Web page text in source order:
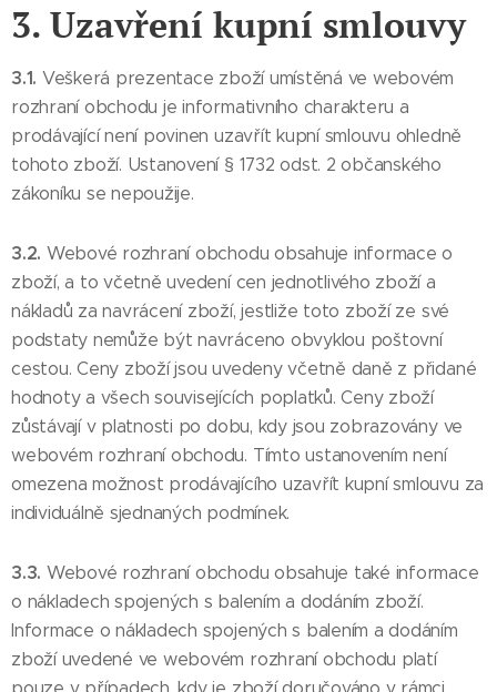
3. Uzavření kupní smlouvy
3.1. Veškerá prezentace zboží umístěná ve webovém
rozhraní obchodu je informativního charakteru a
prodávající není povinen uzavřít kupní smlouvu ohledně
tohoto zboží. Ustanovení § 1732 odst. 2 občanského
zákoníku se nepoužije.
3.2. Webové rozhraní obchodu obsahuje informace o
zboží, a to včetně uvedení cen jednotlivého zboží a
nákladů za navrácení zboží, jestliže toto zboží ze své
podstaty nemůže být navráceno obvyklou poštovní
cestou. Ceny zboží jsou uvedeny včetně daně z přidané
hodnoty a všech souvisejících poplatků. Ceny zboží
zůstávají v platnosti po dobu, kdy jsou zobrazovány ve
webovém rozhraní obchodu. Tímto ustanovením není
omezena možnost prodávajícího uzavřít kupní smlouvu za
individuálně sjednaných podmínek.
3.3. Webové rozhraní obchodu obsahuje také informace
o nákladech spojených s balením a dodáním zboží.
Informace o nákladech spojených s balením a dodáním
zboží uvedené ve webovém rozhraní obchodu platí